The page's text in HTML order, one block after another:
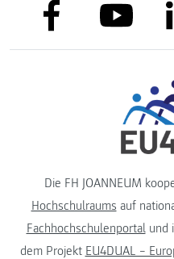
link to facebooklink to
Die FH JOANNEUM
Hochschulraums auf
Fachhochschulenportalund
dem Projekt EU4DUAL –